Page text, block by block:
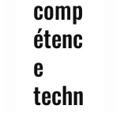
comp
étenc
e
techn